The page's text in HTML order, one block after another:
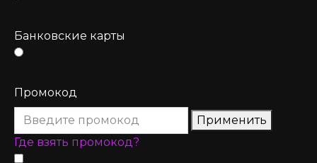
Банковские карты
Промокод
Применить
Где взять промокод?